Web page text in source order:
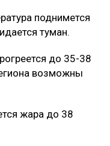
поднимется
туман.
до 35-38
возможны
жара до 38